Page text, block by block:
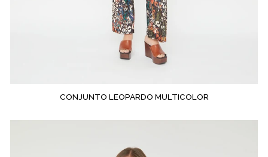
CONJUNTO LEOPARDO MULTICOLOR